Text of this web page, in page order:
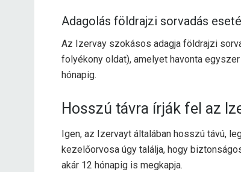
Adagolás földrajzi sorvadás
Az Izervay szokásos adagja földrajzi
folyékony oldat), amelyet havonta
hónapig.
Hosszú távra írják fel az
Igen, az Izervayt általában hosszú távú,
kezelőorvosa úgy találja, hogy
akár 12 hónapig is megkapja.